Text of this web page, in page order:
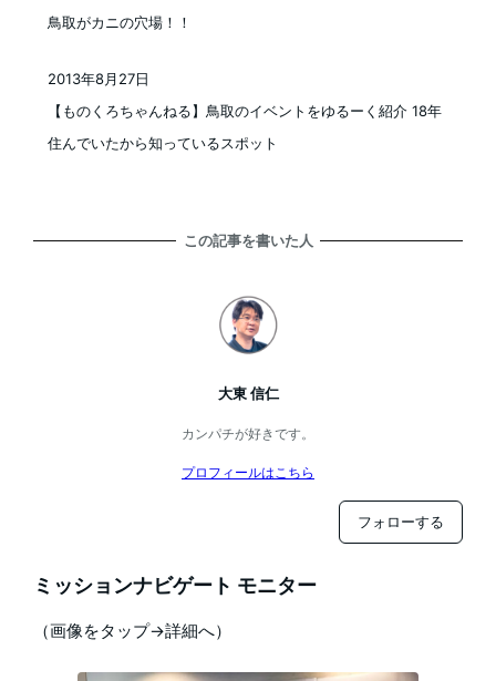
鳥取がカニの穴場！！
【ものくろちゃんねる】鳥取のイベントをゆるーく紹介 18年
住んでいたから知っているスポット
2013年8月27日
この記事を書いた人
大東 信仁
カンパチが好きです。
プロフィールはこちら
フォローする
ミッションナビゲート モニター
（画像をタップ→詳細へ）